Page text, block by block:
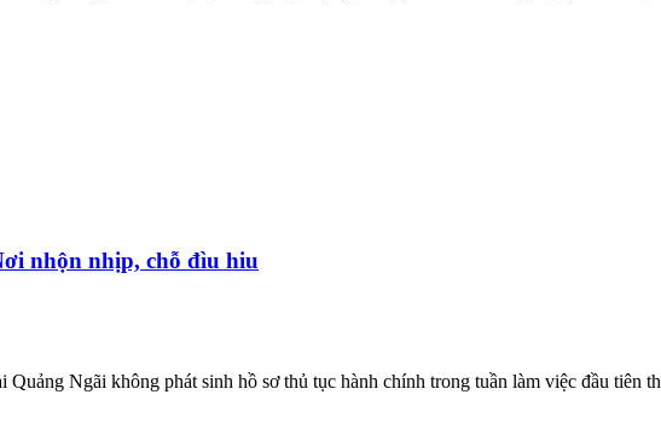
nhộn nhịp, chỗ đìu hiu
Ngãi không phát sinh hồ sơ thủ tục hành chính trong tuần làm việc đầu tiên